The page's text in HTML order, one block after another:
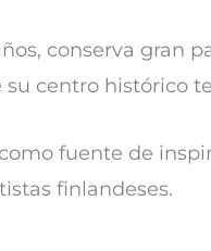
conserva gran
su centro histórico
fuente de
finlandeses.